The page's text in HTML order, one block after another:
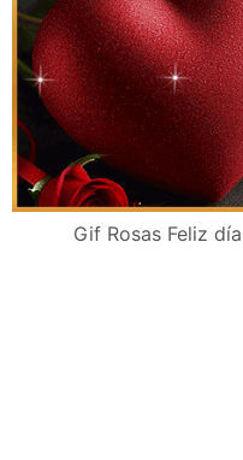
Gif Rosas Feliz